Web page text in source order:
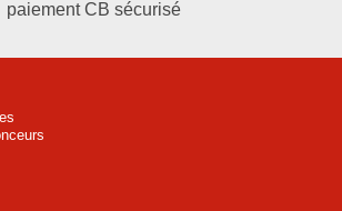
paiement CB sécurisé